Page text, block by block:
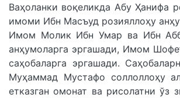
Ваҳоланки воқеликда Абу Ҳанифа
имоми Ибн Масъуд розияллоҳу
Имом Молик Ибн Умар ва Ибн
анҳумоларга эргашади, Имом
саҳобаларга эргашади.
Муҳаммад Мустафо соллоллоҳу
етказган омонат ва рисолатни ўз